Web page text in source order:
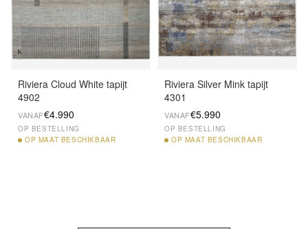
Riviera Cloud White tapijt
4902
VANAF€4.990
OP BESTELLING
OP MAAT BESCHIKBAAR
Riviera Silver Mink tapijt
4301
VANAF€5.990
OP BESTELLING
OP MAAT BESCHIKBAAR